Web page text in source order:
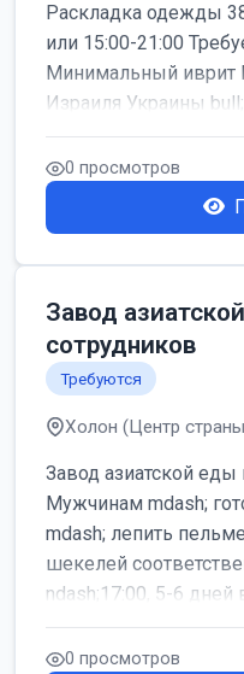
Раскладка одежды
или 15:00-21:00
Минимальный иврит
Израиля Украины bull;
0 просмотров
Завод
сотрудников
Требуются
Холон (Центр
Завод азиатской
Мужчинам mdash;
mdash; лепить
шекелей
ndash;17:00, 5-6
дор...
0 просмотров